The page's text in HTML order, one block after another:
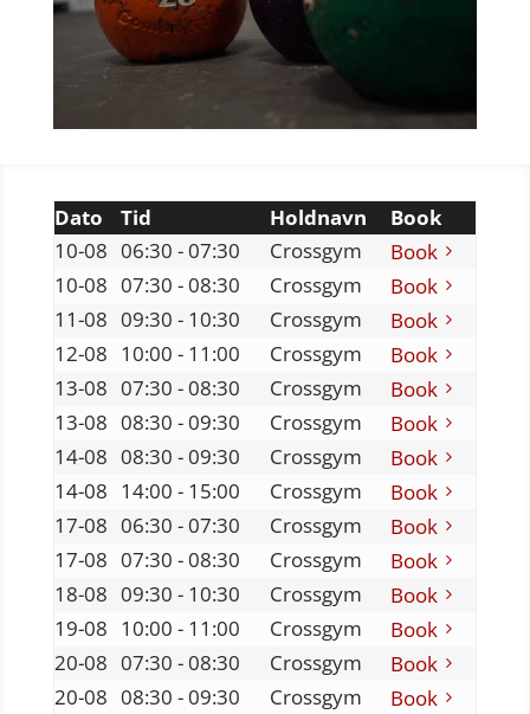
Dato Tid Holdnavn
Book
10-08 06:30 - 07:30 Crossgym
Book
10-08 07:30 - 08:30 Crossgym
Book
11-08 09:30 - 10:30 Crossgym
Book
12-08 10:00 - 11:00 Crossgym
Book
13-08 07:30 - 08:30 Crossgym
Book
13-08 08:30 - 09:30 Crossgym
Book
14-08 08:30 - 09:30 Crossgym
Book
14-08 14:00 - 15:00 Crossgym
Book
17-08 06:30 - 07:30 Crossgym
Book
17-08 07:30 - 08:30 Crossgym
Book
18-08 09:30 - 10:30 Crossgym
Book
19-08 10:00 - 11:00 Crossgym
Book
20-08 07:30 - 08:30 Crossgym
Book
20-08 08:30 - 09:30 Crossgym
Book